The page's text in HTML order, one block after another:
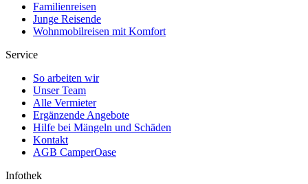
Familienreisen
Junge Reisende
Wohnmobilreisen mit Komfort
Service
So arbeiten wir
Unser Team
Alle Vermieter
Ergänzende Angebote
Hilfe bei Mängeln und Schäden
Kontakt
AGB CamperOase
Infothek